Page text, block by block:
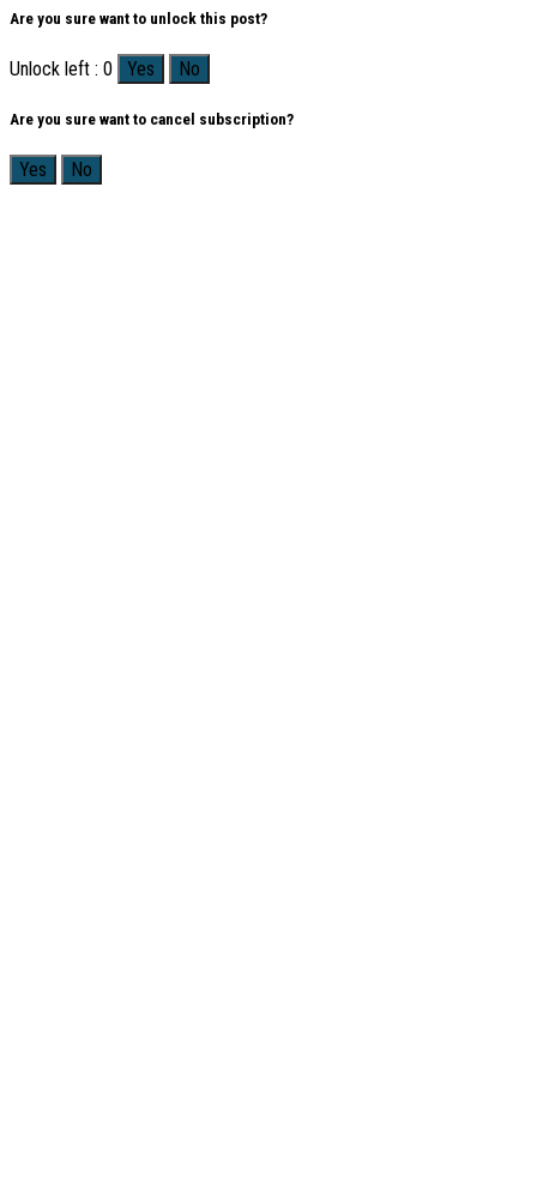
Are you sure want to unlock this post?
Unlock left : 0 Yes No
Are you sure want to cancel subscription?
Yes No